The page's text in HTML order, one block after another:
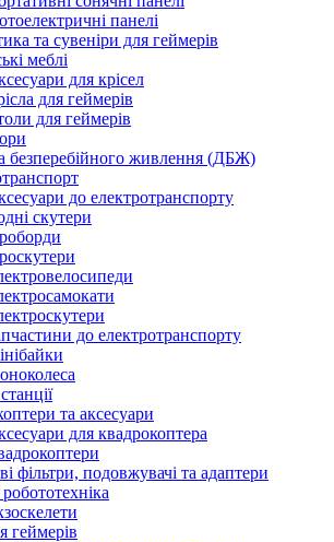
панелі
та сувеніри для геймерів
меблі
для крісел
для геймерів
для геймерів
безперебійного живлення (ДБЖ)
до електротранспорту
скутери
до електротранспорту
та аксесуари
для квадрокоптера
фільтри, подовжувачі та адаптери
геймерів